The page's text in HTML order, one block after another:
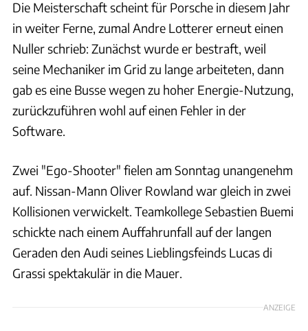
Die Meisterschaft scheint für Porsche in diesem Jahr
in weiter Ferne, zumal Andre Lotterer erneut einen
Nuller schrieb: Zunächst wurde er bestraft, weil
seine Mechaniker im Grid zu lange arbeiteten, dann
gab es eine Busse wegen zu hoher Energie-Nutzung,
zurückzuführen wohl auf einen Fehler in der
Software.
Zwei "Ego-Shooter" fielen am Sonntag unangenehm
auf. Nissan-Mann Oliver Rowland war gleich in zwei
Kollisionen verwickelt. Teamkollege Sebastien Buemi
schickte nach einem Auffahrunfall auf der langen
Geraden den Audi seines Lieblingsfeinds Lucas di
Grassi spektakulär in die Mauer.
ANZEIGE